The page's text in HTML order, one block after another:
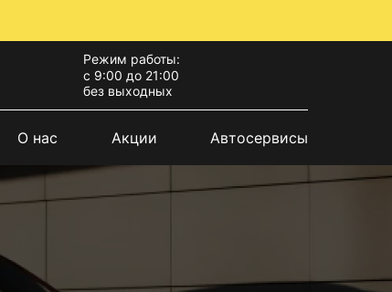
Режим работы:
с 9:00 до 21:00
без выходных
О нас Акции Автосервисы